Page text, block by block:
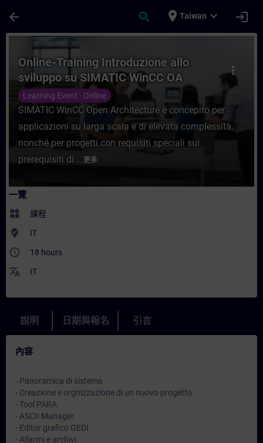
arrow_back search place Taiwan expand_more login
課程 - Online-Training Introduzione allo
more_vert
Online-Training Introduzione allo
sviluppo su SIMATIC WinCC OA
Learning Event - Online
SIMATIC WinCC Open Architecture è concepito per
applicazioni su larga scala e di elevata complessità,
nonché per progetti con requisiti speciali sui
prerequisiti di ...更多
一覽
widgets 課程
where_to_vote IT
access_time 18 hours
translate IT
說明 日期與報名 引言
內容
- Panoramica di sistema
- Creazione e orgnizzazione di un nuovo progetto
- Tool PARA
- ASCII Manager
- Editor grafico GEDI
- Allarmi e archivi